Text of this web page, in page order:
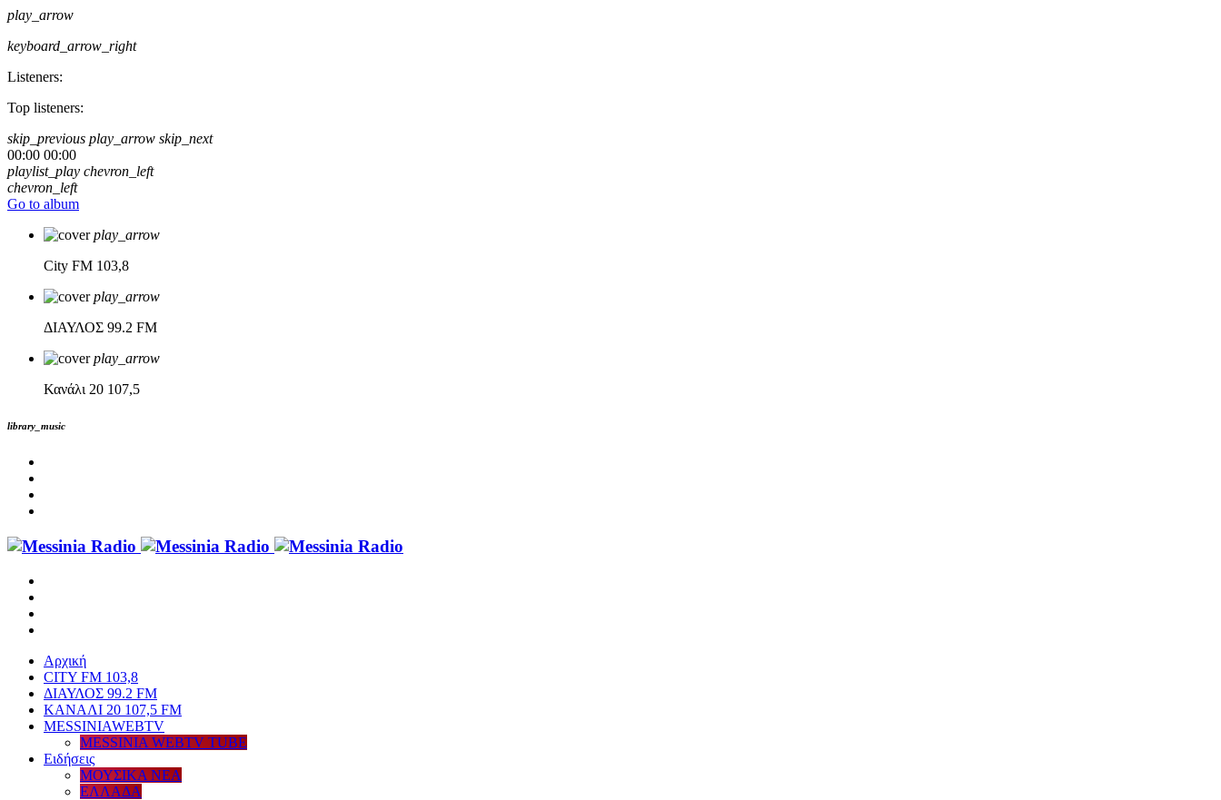
play_arrow
keyboard_arrow_right
Listeners:
Top listeners:
skip_previous play_arrow skip_next
00:00 00:00
playlist_play chevron_left
chevron_left
Go to album
play_arrow
City FM 103,8
play_arrow
ΔΙΑΥΛΟΣ 99.2 FM
play_arrow
Κανάλι 20 107,5
library_music
Αρχική
CITY FM 103,8
ΔΙΑΥΛΟΣ 99.2 FM
ΚΑΝΑΛΙ 20 107,5 FM
MESSINIAWEBTV
MESSINIA WEBTV TUBE
Eιδήσεις
ΜΟΥΣΙΚΑ ΝΕΑ
ΕΛΛΑΔΑ